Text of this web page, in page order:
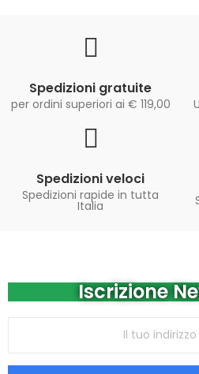
Spedizioni gratuite
per ordini superiori ai € 119,00
Spedizioni veloci
Spedizioni rapide in tutta
Italia
Iscrizione